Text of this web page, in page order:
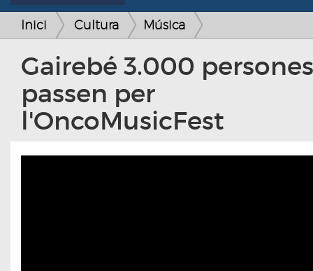
Inici Cultura Música
Gairebé 3.000 persones
passen per
l'OncoMusicFest